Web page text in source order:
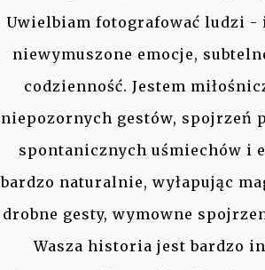
Uwielbiam fotografować ludzi -
niewymuszone emocje,
codzienność. Jestem
niepozornych gestów, spojrzeń
spontanicznych uśmiechów i
bardzo naturalnie, wyłapując
drobne gesty, wymowne
Wasza historia jest bardzo